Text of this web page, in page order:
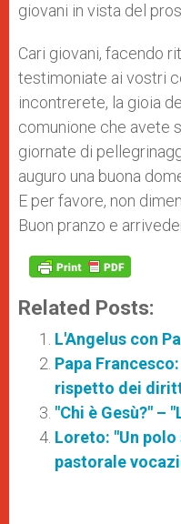
giovani in vista del
Cari giovani, facendo
testimoniate ai vostri
incontrerete, la gioia
comunione che avete
giornate di
auguro una buona
E per favore, non
Buon pranzo e
Related Posts:
L'Angelus con
Papa
rispetto dei
"Chi è Gesù?" –
Loreto: "Un
pastorale